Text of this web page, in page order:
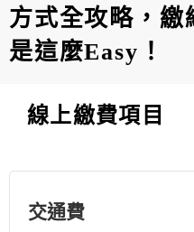
方式全攻略，繳
是這麼Easy！
線上繳費項目
交通費